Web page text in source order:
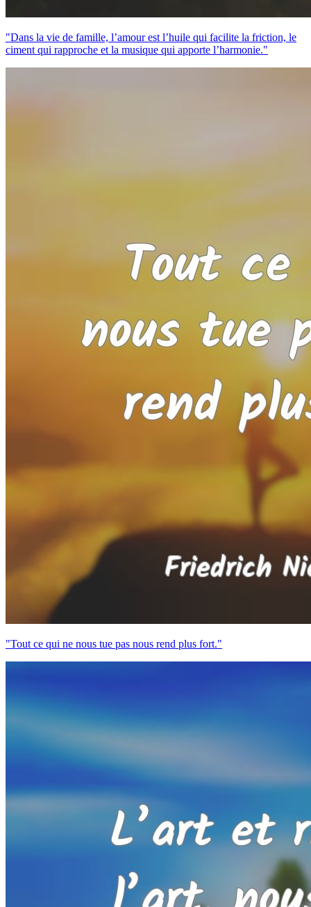
"Dans la vie de famille, l’amour est l’huile qui facilite la friction, le
ciment qui rapproche et la musique qui apporte l’harmonie."
"Tout ce qui ne nous tue pas nous rend plus fort."